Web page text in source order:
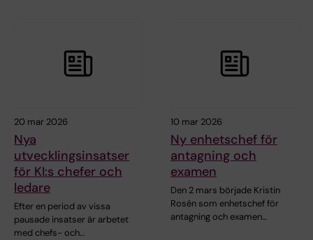
20 mar 2026
Nya
utvecklingsinsatser
för KI:s chefer och
ledare
Efter en period av vissa
pausade insatser är arbetet
med chefs- och…
10 mar 2026
Ny enhetschef för
antagning och
examen
Den 2 mars började Kristin
Rosén som enhetschef för
antagning och examen…